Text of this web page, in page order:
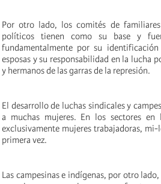
Por otro lado, los comités de
políticos tienen como su base y
fundamentalmente por su
esposas y su responsabilidad en la lucha
y hermanos de las garras de la represión.
El desarrollo de luchas sindicales y
a muchas mujeres. En los sectores en
exclusivamente mujeres trabajadoras,
primera vez.
Las campesinas e indígenas, por otro